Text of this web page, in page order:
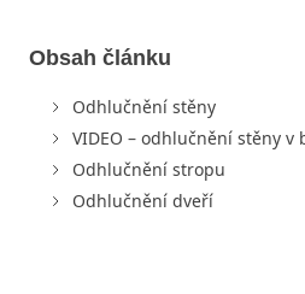
Obsah článku
Odhlučnění stěny
VIDEO – odhlučnění stěny v
Odhlučnění stropu
Odhlučnění dveří